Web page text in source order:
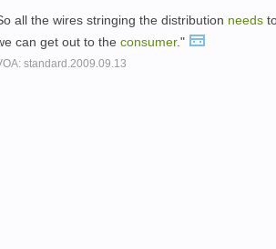
all the wires stringing the distribution needs
can get out to the consumer."
standard.2009.09.13